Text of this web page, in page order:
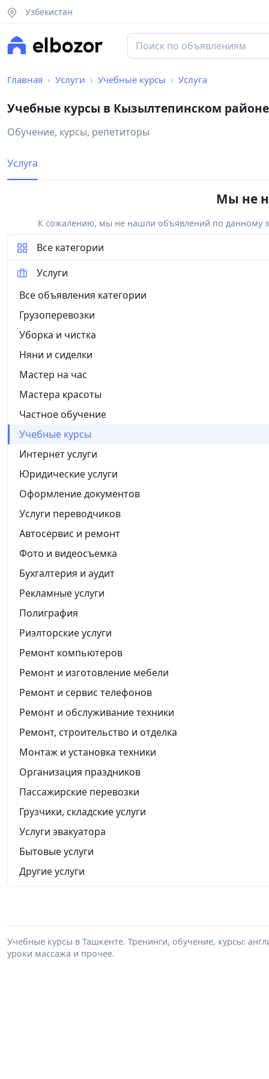
Узбекистан
Главная Услуги Учебные курсы Услуга
Учебные курсы в Кызылтепинском районе
Обучение, курсы, репетиторы
Услуга
Мы не
К сожалению, мы не нашли объявлений по данному
Все категории
Услуги
Все объявления категории
Грузоперевозки
Уборка и чистка
Няни и сиделки
Мастер на час
Мастера красоты
Частное обучение
Учебные курсы
Интернет услуги
Юридические услуги
Оформление документов
Услуги переводчиков
Автосервис и ремонт
Фото и видеосъемка
Бухгалтерия и аудит
Рекламные услуги
Полиграфия
Риэлторские услуги
Ремонт компьютеров
Ремонт и изготовление мебели
Ремонт и сервис телефонов
Ремонт и обслуживание техники
Ремонт, строительство и отделка
Монтаж и установка техники
Организация праздников
Пассажирские перевозки
Грузчики, складские услуги
Услуги эвакуатора
Бытовые услуги
Другие услуги
Учебные курсы в Ташкенте. Тренинги, обучение, курсы:
уроки массажа и прочее.